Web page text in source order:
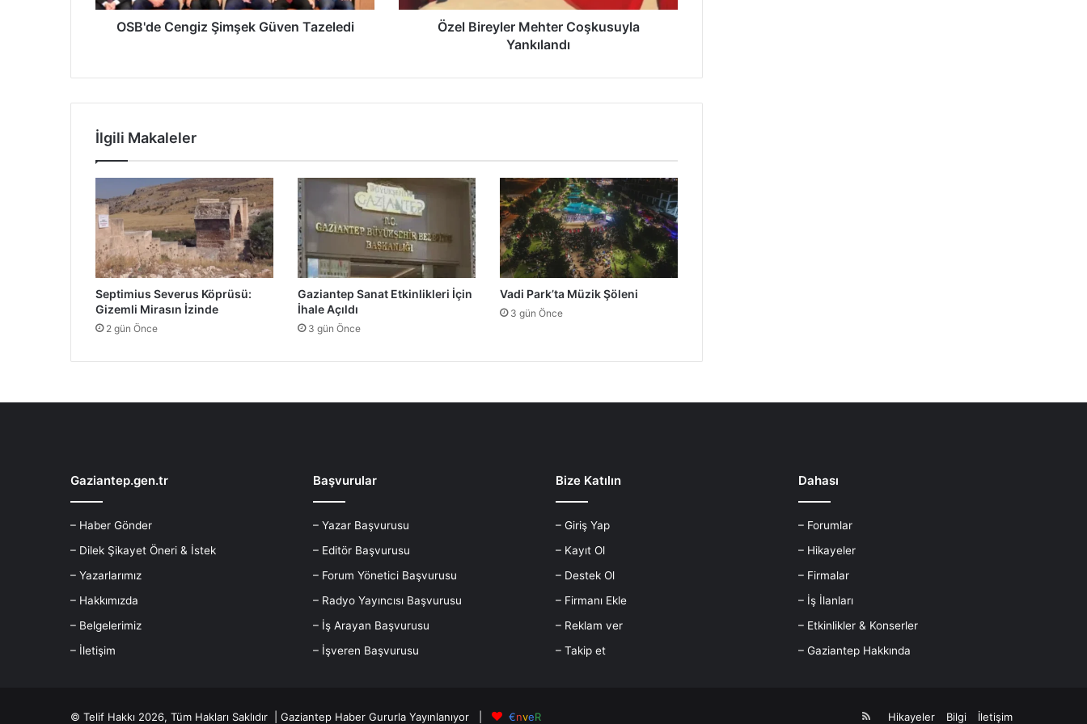
n
Ş
ş
e
k
G
v
e
T
a
z
e
l
d
OSB'de Cengiz Şimşek Güven Tazeledi
y
M
r
C
o
ş
k
u
s
u
y
a
Özel Bireyler Mehter Coşkusuyla
Yankılandı
İlgili Makaleler
Septimius Severus Köprüsü:
Gizemli Mirasın İzinde
2 gün Önce
Gaziantep Sanat Etkinlikleri İçin
İhale Açıldı
3 gün Önce
Vadi Park’ta Müzik Şöleni
3 gün Önce
Gaziantep.gen.tr
– Haber Gönder
– Dilek Şikayet Öneri & İstek
– Yazarlarımız
– Hakkımızda
– Belgelerimiz
– İletişim
Başvurular
– Yazar Başvurusu
– Editör Başvurusu
– Forum Yönetici Başvurusu
– Radyo Yayıncısı Başvurusu
– İş Arayan Başvurusu
– İşveren Başvurusu
Bize Katılın
– Giriş Yap
– Kayıt Ol
– Destek Ol
– Firmanı Ekle
– Reklam ver
– Takip et
Dahası
– Forumlar
– Hikayeler
– Firmalar
– İş İlanları
– Etkinlikler & Konserler
– Gaziantep Hakkında
© Telif Hakkı 2026, Tüm Hakları Saklıdır | Gaziantep Haber Gururla Yayınlanıyor | €nveR Hikayeler Bilgi İletişim
RSS